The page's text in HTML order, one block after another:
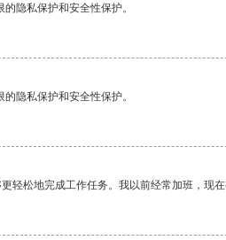
隐私保护和安全性保护。
隐私保护和安全性保护。
轻松地完成工作任务。我以前经常加班，现